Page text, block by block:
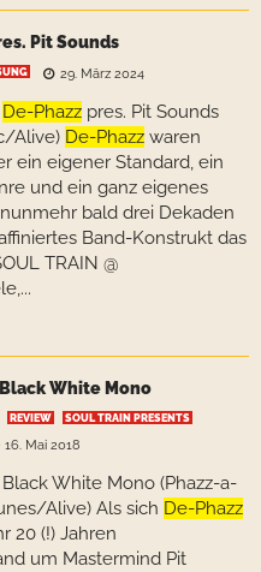
Pit Sounds
29. März 2024
De-Phazz pres. Pit Sounds
Alive) De-Phazz waren
ein eigener Standard, ein
und ein ganz eigenes
bald drei Dekaden
Band-Konstrukt das
TRAIN @
White Mono
REVIEW SOUL TRAIN PRESENTS
16. Mai 2018
White Mono (Phazz-a-
Alive) Als sich De-Phazz
20 (!) Jahren
um Mastermind Pit